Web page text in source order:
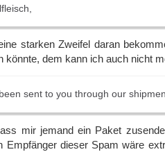
starken Zweifel daran
könnte, dem kann ich auch nicht
sent to you through our
mir jemand ein Paket
Empfänger dieser Spam wäre